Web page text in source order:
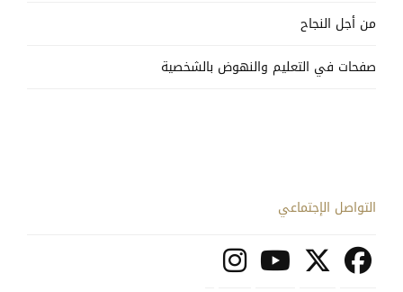
من أجل النجاح
صفحات في التعليم والنهوض بالشخصية
التواصل الإجتماعي